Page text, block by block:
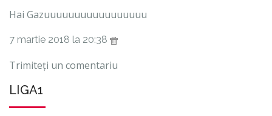
Hai Gazuuuuuuuuuuuuuuuuu
7 martie 2018 la 20:38
Trimiteți un comentariu
LIGA1